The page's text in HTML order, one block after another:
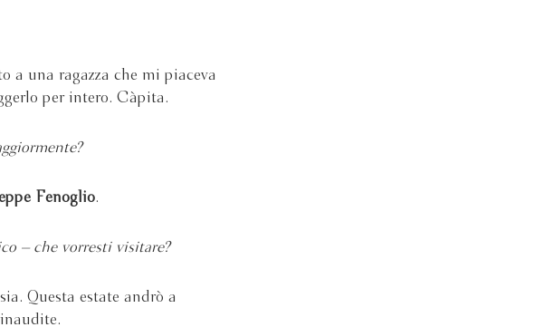
a una ragazza che mi piaceva
per intero. Càpita.
Fenoglio.
– che vorresti visitare?
Questa estate andrò a